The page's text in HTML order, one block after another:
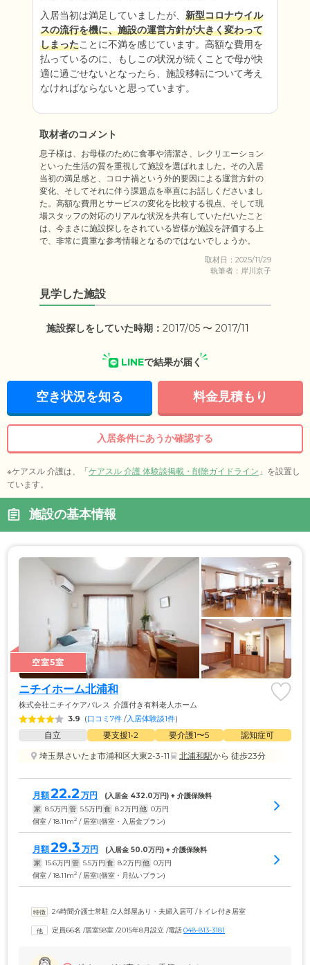
入居当初は満足していましたが、 新型コロナウイル
スの流行を機に、施設の運営方針が大きく変わって
しまったことに不満を感じています。高額な費用を
払っているのに、もしこの状況が続くことで母が快
適に過ごせないとなったら、施設移転について考え
なければならないと思っています。
取材者のコメント
息子様は、お母様のために食事や清潔さ、レクリエーション
といった生活の質を重視して施設を選ばれました。その入居
当初の満足感と、コロナ禍という外的要因による運営方針の
変化、そしてそれに伴う課題点を率直にお話しくださいまし
た。高額な費用とサービスの変化を比較する視点、そして現
場スタッフの対応のリアルな状況を共有していただいたこと
は、今まさに施設探しをされている皆様が施設を評価する上
で、非常に貴重な参考情報となるのではないでしょうか。
取材日：2025/11/29
執筆者：岸川京子
見学した施設
施設探しをしていた時期： 2017/05 〜 2017/11
LINEで結果が届く
空き状況を知る 料金見積もり
入居条件にあうか確認する
※ケアスル 介護は、「ケアスル 介護 体験談掲載・削除ガイドライン 」を設置し
ています。
施設の基本情報
空室5室
ニチイホーム北浦和
株式会社ニチイケアパレス 介護付き有料老人ホーム
3.9 (口コミ7件 /入居体験談1件)
自立 要支援1•2 要介護1〜5
認知症可
埼玉県さいたま市浦和区大東2-3-11
北浦和駅から 徒歩23分
月額22.2 万円 (入居金 432.0万円) + 介護保険料
家 8.5万円 管 5.5万円 食 8.2万円 他 0万円
個室 / 18.11m2 / 居室I(個室・入居金プラン)
月額29.3 万円 (入居金 50.0万円) + 介護保険料
家 15.6万円 管 5.5万円 食 8.2万円 他 0万円
個室 / 18.11m2 / 居室I(個室・月払いプラン)
24時間介護士常駐 /2人部屋あり・夫婦入居可 /トイレ付き居室
定員66名 /居室58室 /2015年8月設立 /電話048-813-3181